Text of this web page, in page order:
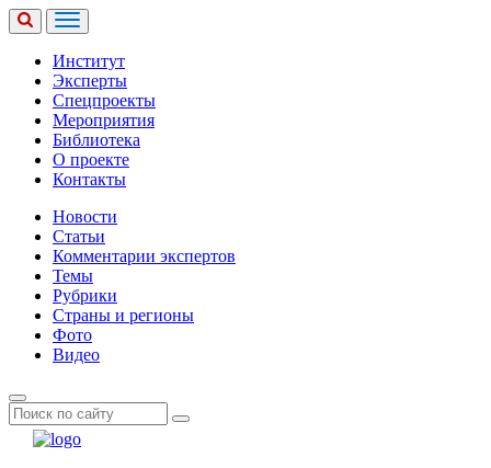
Институт
Эксперты
Спецпроекты
Мероприятия
Библиотека
О проекте
Контакты
Новости
Статьи
Комментарии экспертов
Темы
Рубрики
Страны и регионы
Фото
Видео